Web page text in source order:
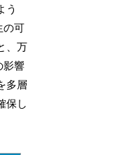
う
の可
、万
影響
多層
保し